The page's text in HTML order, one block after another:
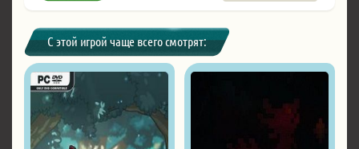
С этой игрой чаще всего смотрят: